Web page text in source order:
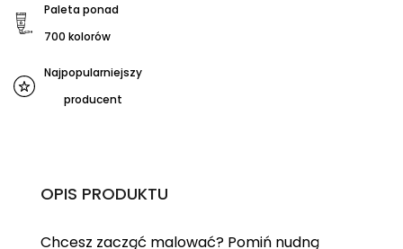
Paleta ponad
700 kolorów
Najpopularniejszy
producent
OPIS PRODUKTU
Chcesz zacząć malować? Pomiń nudną